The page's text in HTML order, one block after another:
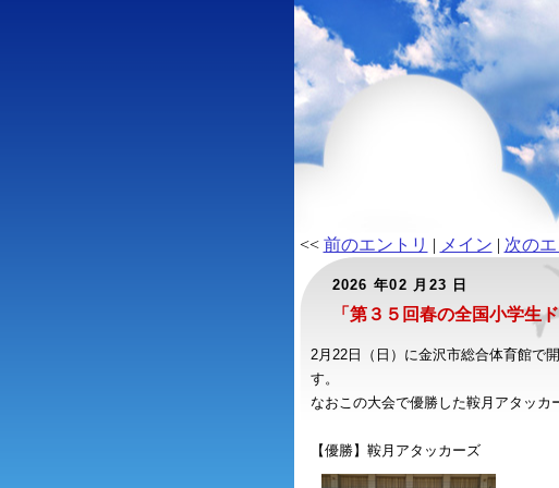
<< 前のエントリ | メイン | 次の
2026 年02 月23 日
「第３５回春の全国小学
2月22日（日）に金沢市総合体育館で
す。
なおこの大会で優勝した鞍月アタッカ
【優勝】鞍月アタッカーズ